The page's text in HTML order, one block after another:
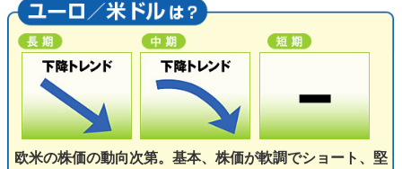
欧米の株価の動向次第。基本、株価が軟調でショート、堅